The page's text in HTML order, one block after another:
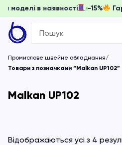
доки моделі в наявності -15%
Search
for:
Промислове швейне обладнання
Товари з позначками “Malkan UP102”
Malkan UP102
Відображаються усі з 4